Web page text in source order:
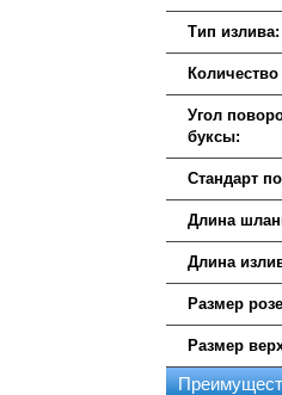
Тип излива:
Угол
буксы:
Стандарт
Длина
Длина
Размер
Размер